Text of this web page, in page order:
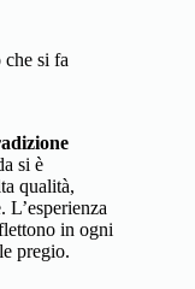
che si fa
si è
qualità,
in ogni
pregio.